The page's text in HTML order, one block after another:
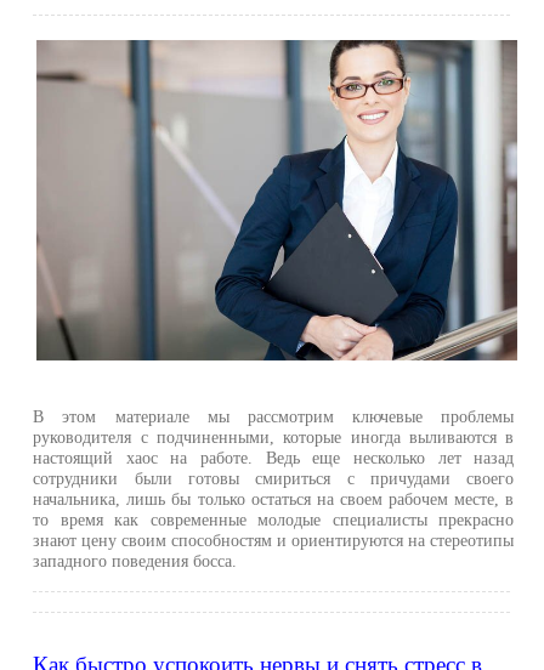
В этом материале мы рассмотрим ключевые проблемы
руководителя с подчиненными, которые иногда выливаются в
настоящий хаос на работе. Ведь еще несколько лет назад
сотрудники были готовы смириться с причудами своего
начальника, лишь бы только остаться на своем рабочем месте, в
то время как современные молодые специалисты прекрасно
знают цену своим способностям и ориентируются на стереотипы
западного поведения босса.
Как быстро успокоить нервы и снять стресс в